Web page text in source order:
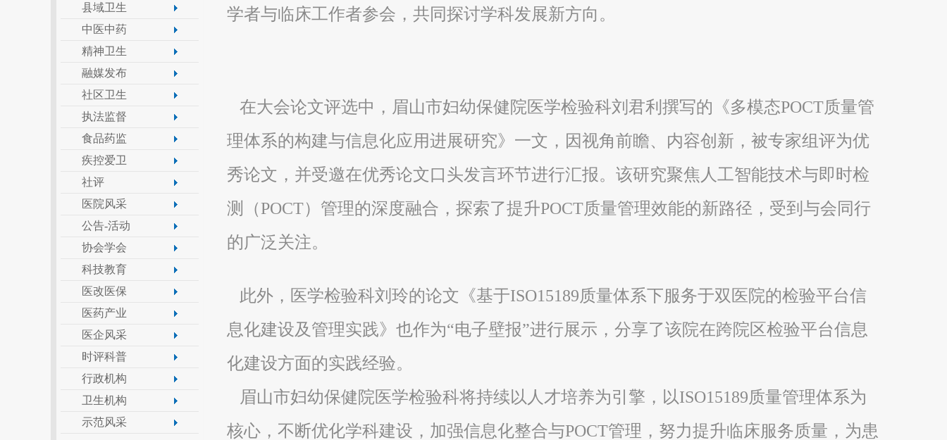
县域卫生
中医中药
精神卫生
融媒发布
社区卫生
执法监督
食品药监
疾控爱卫
社评
医院风采
公告-活动
协会学会
科技教育
医改医保
医药产业
医企风采
时评科普
行政机构
卫生机构
示范风采
学者与临床工作者参会，共同探讨学科发展新方向。
在大会论文评选中，眉山市妇幼保健院医学检验科刘君利撰写的《多模态POCT质量管
理体系的构建与信息化应用进展研究》一文，因视角前瞻、内容创新，被专家组评为优
秀论文，并受邀在优秀论文口头发言环节进行汇报。该研究聚焦人工智能技术与即时检
测（POCT）管理的深度融合，探索了提升POCT质量管理效能的新路径，受到与会同行
的广泛关注。
此外，医学检验科刘玲的论文《基于ISO15189质量体系下服务于双医院的检验平台信
息化建设及管理实践》也作为“电子壁报”进行展示，分享了该院在跨院区检验平台信息
化建设方面的实践经验。
眉山市妇幼保健院医学检验科将持续以人才培养为引擎，以ISO15189质量管理体系为
核心，不断优化学科建设，加强信息化整合与POCT管理，努力提升临床服务质量，为患